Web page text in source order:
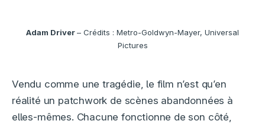
Adam Driver– Crédits : Metro-Goldwyn-Mayer, Universal
Pictures
Vendu comme une tragédie, le film n’est qu’en
réalité un patchwork de scènes abandonnées à
elles-mêmes. Chacune fonctionne de son côté,